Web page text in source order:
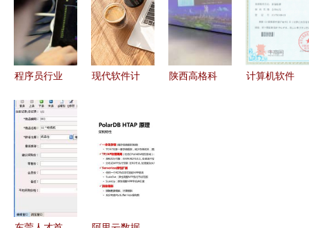
考量
告 计算机
软件的技术
开发与销售
解析
件的技术开
发与销售
程序员行业
与百万年薪
的真相
现代软件计
分析 驱动
营销策略优
化的关键路
径
陕西高格科
计算机软件